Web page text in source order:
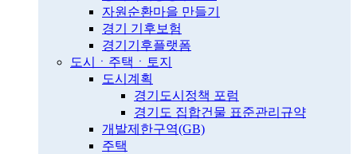
자원순환마을 만들기
경기 기후보험
경기기후플랫폼
도시ㆍ주택ㆍ토지
도시계획
경기도시정책 포럼
경기도 집합건물 표준관리규약
개발제한구역(GB)
주택